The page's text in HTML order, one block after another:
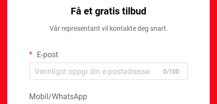
Få et gratis tilbud
Vår representant vil kontakte deg snart.
E-post
0/100
Mobil/WhatsApp